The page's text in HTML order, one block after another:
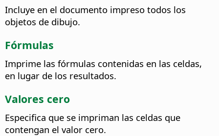
Incluye en el documento impreso todos los
objetos de dibujo.
Fórmulas
Imprime las fórmulas contenidas en las celdas,
en lugar de los resultados.
Valores cero
Especifica que se impriman las celdas que
contengan el valor cero.